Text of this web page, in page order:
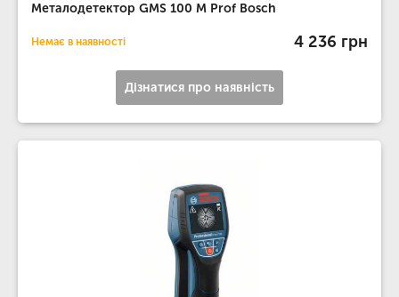
Металодетектор GMS 100 M Prof Bosch
Немає в наявності 4 236 грн
Дізнатися про наявність